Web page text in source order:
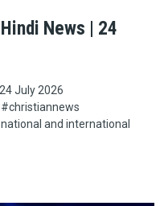
News | 24
24 July 2026
and international